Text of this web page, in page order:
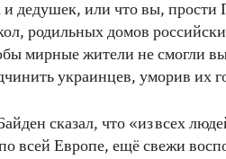
дедушек, или что вы, прости
родильных домов
мирные жители не смогли
украинцев, уморив их
сказал, что «из всех
всей Европе, ещё свежи